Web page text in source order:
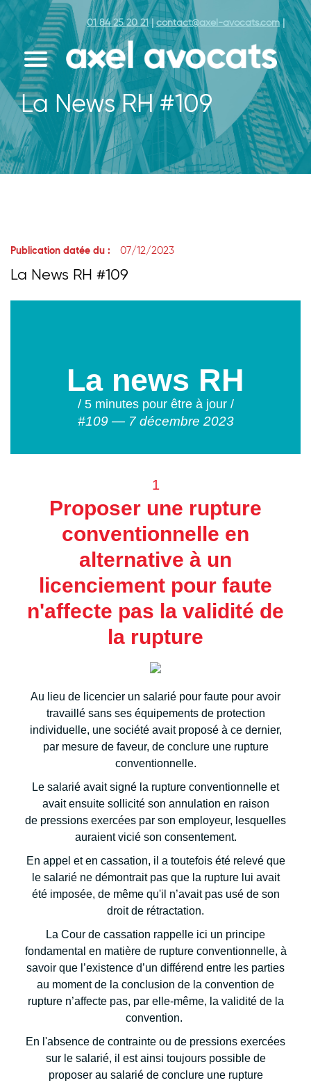
01 84 25 20 21 | contact@axel-avocats.com |
La News RH #109
Publication datée du : 07/12/2023
La News RH #109
La news RH
/ 5 minutes pour être à jour /
#109 — 7 décembre 2023
1
Proposer une rupture
conventionnelle en
alternative à un
licenciement pour faute
n'affecte pas la validité de
la rupture
Au lieu de licencier un salarié pour faute pour avoir
travaillé sans ses équipements de protection
individuelle, une société avait proposé à ce dernier,
par mesure de faveur, de conclure une rupture
conventionnelle.
Le salarié avait signé la rupture conventionnelle et
avait ensuite sollicité son annulation en raison
de pressions exercées par son employeur, lesquelles
auraient vicié son consentement.
En appel et en cassation, il a toutefois été relevé que
le salarié ne démontrait pas que la rupture lui avait
été imposée, de même qu'il n’avait pas usé de son
droit de rétractation.
La Cour de cassation rappelle ici un principe
fondamental en matière de rupture conventionnelle, à
savoir que l’existence d’un différend entre les parties
au moment de la conclusion de la convention de
rupture n’affecte pas, par elle-même, la validité de la
convention.
En l'absence de contrainte ou de pressions exercées
sur le salarié, il est ainsi toujours possible de
proposer au salarié de conclure une rupture